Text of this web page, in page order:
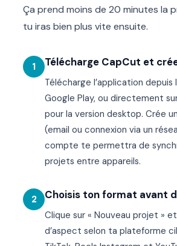
Ça prend moins de 20 minutes la
tu iras bien plus vite ensuite.
1 Télécharge CapCut et
Télécharge l’application depuis
Google Play, ou directement
pour la version desktop. Crée
(email ou connexion via un
compte te permettra de
projets entre appareils.
2 Choisis ton format avant
Clique sur « Nouveau projet »
d’aspect selon ta plateforme